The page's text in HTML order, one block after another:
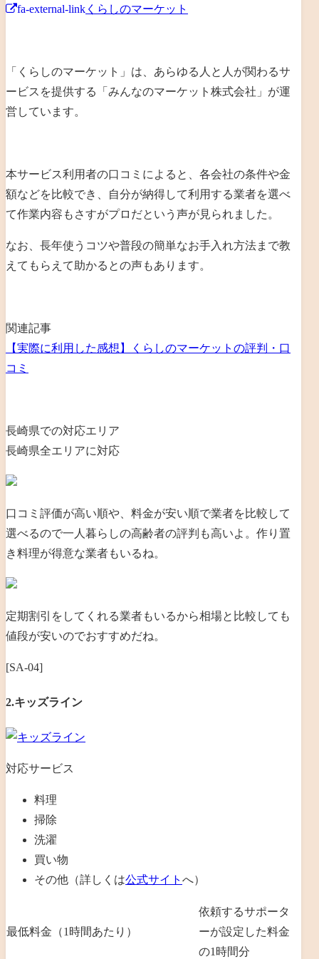
fa-external-link くらしのマーケット
「くらしのマーケット」は、あらゆる人と人が関わるサ
ービスを提供する「みんなのマーケット株式会社」が運
営しています。
本サービス利用者の口コミによると、各会社の条件や金
額などを比較でき、自分が納得して利用する業者を選べ
て作業内容もさすがプロだという声が見られました。
なお、長年使うコツや普段の簡単なお手入れ方法まで教
えてもらえて助かるとの声もあります。
関連記事
【実際に利用した感想】くらしのマーケットの評判・口
コミ
長崎県での対応エリア
長崎県全エリアに対応
口コミ評価が高い順や、料金が安い順で業者を比較して
選べるので一人暮らしの高齢者の評判も高いよ。作り置
き料理が得意な業者もいるね。
定期割引をしてくれる業者もいるから相場と比較しても
値段が安いのでおすすめだね。
[SA-04]
2.キッズライン
対応サービス
料理
掃除
洗濯
買い物
その他（詳しくは公式サイト へ）
最低料金（1時間あたり）
依頼するサポータ
ーが設定した料金
の1時間分